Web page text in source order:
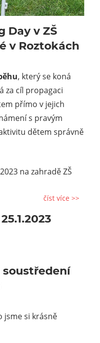
Day v ZŠ
v Roztokách
, který se koná
za cíl propagaci
přímo v jejich
s pravým
dětem správně
na zahradě ZŠ
číst více >>
soustředení
jsme si krásně